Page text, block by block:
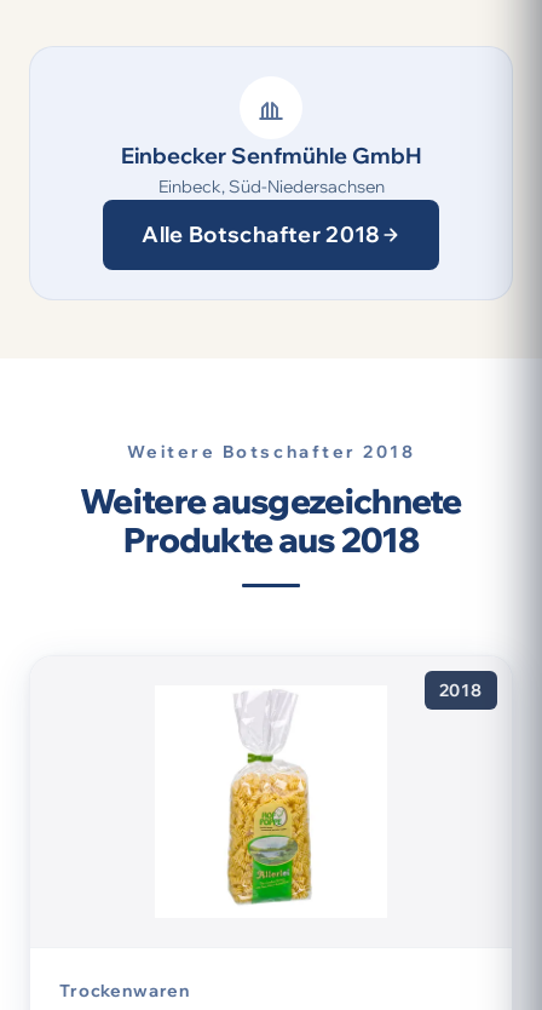
Einbecker Senfmühle GmbH
Einbeck, Süd-Niedersachsen
Alle Botschafter 2018
Weitere Botschafter 2018
Weitere ausgezeichnete
Produkte aus 2018
2018
Trockenwaren